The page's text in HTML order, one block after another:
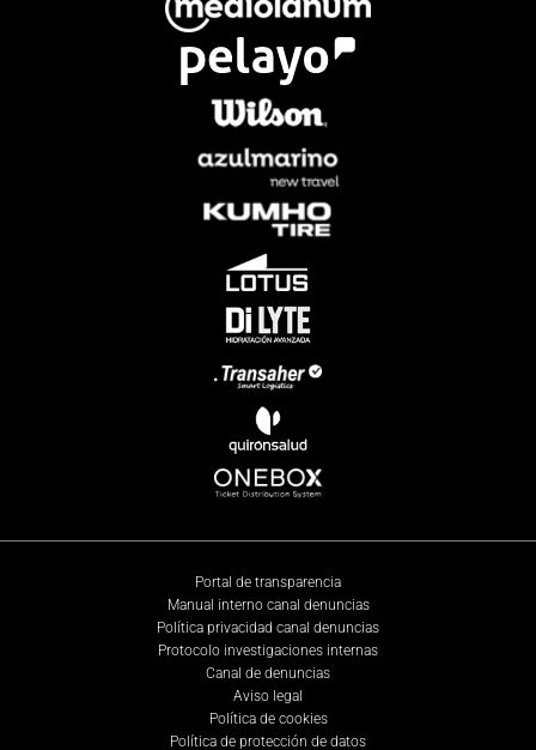
Portal de transparencia
Manual interno canal denuncias
Política privacidad canal denuncias
Protocolo investigaciones internas
Canal de denuncias
Aviso legal
Política de cookies
Política de protección de datos